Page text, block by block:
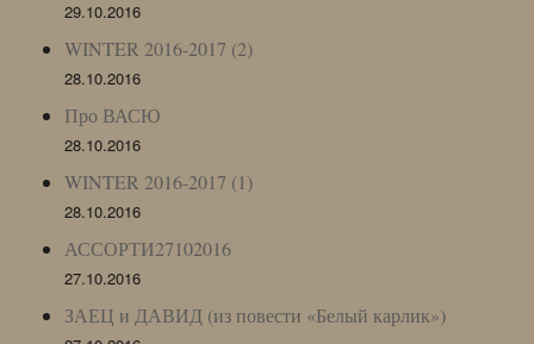
29.10.2016
WINTER 2016-2017 (2)
28.10.2016
Про ВАСЮ
28.10.2016
WINTER 2016-2017 (1)
28.10.2016
АССОРТИ27102016
27.10.2016
ЗАЕЦ и ДАВИД (из повести «Белый карлик»)